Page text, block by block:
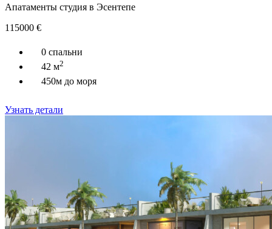
Апатаменты студия в Эсентепе
115000 €
0 спальни
42 м2
450м до моря
Узнать детали